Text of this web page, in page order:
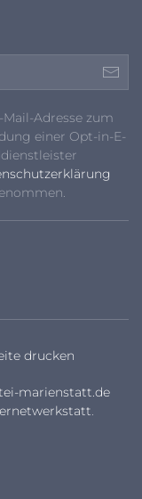
Adresse zum
einer Opt-in-E-
drucken
marienstatt.de
.